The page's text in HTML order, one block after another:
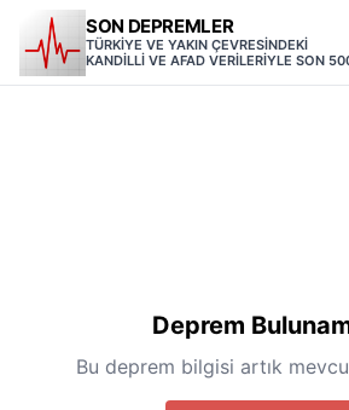
SON DEPREMLER
TÜRKİYE VE YAKIN ÇEVRESİNDEKİ
KANDİLLİ VE AFAD VERİLERİYLE SON
Deprem
Bu deprem bilgisi artık